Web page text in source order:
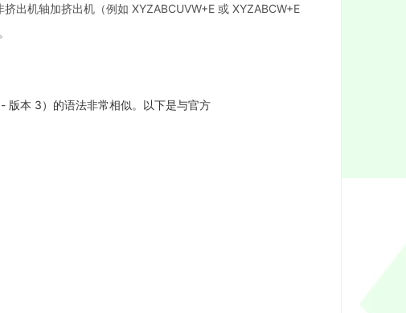
出机轴加挤出机（例如 XYZABCUVW+E 或 XYZABCW+E
版本 3）的语法非常相似。以下是与官方